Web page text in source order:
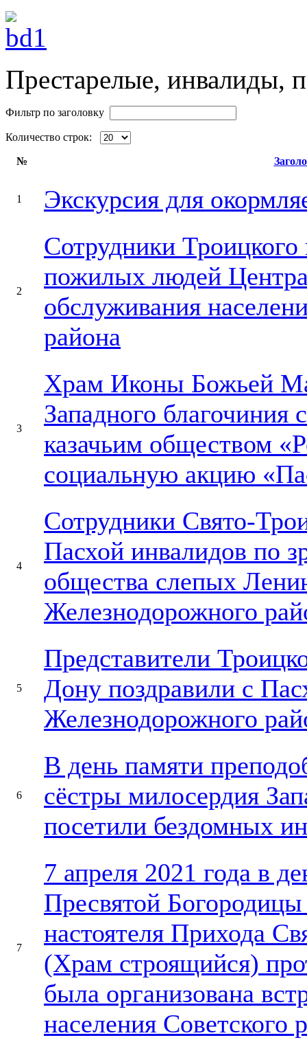
Престарелые, инвалиды,
Фильтр по заголовку
Количество строк:
№
1 Экскурсия для
2
Сотрудники
пожилых людей
обслуживания
района
3
Храм Иконы Божьей
Западного благочиния
казачьим обществом
социальную акцию
4
Сотрудники Свято-
Пасхой инвалидов по
общества слепых
Железнодорожного
5
Представители
Дону поздравили с
Железнодорожного
6
В день памяти
сёстры милосердия
посетили бездомных
7
7 апреля 2021 года в
Пресвятой
настоятеля Прихода
(Храм строящийся)
была организована
населения Советского